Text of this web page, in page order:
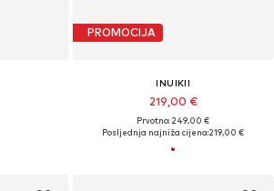
PROMOCIJA
INUIKII
219,00 €
Prvotno: 249,00 €
Posljednja najniža cijena:219,00 €